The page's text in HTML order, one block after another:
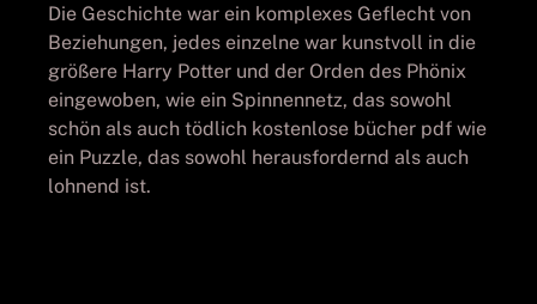
Die Geschichte war ein komplexes Geflecht von
Beziehungen, jedes einzelne war kunstvoll in die
größere Harry Potter und der Orden des Phönix
eingewoben, wie ein Spinnennetz, das sowohl
schön als auch tödlich kostenlose bücher pdf wie
ein Puzzle, das sowohl herausfordernd als auch
lohnend ist.